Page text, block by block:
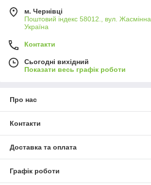
м. Чернівці
Поштовий індекс 58012., вул. Жасмінна
Україна
Контакти
Сьогодні вихідний
Показати весь графік роботи
Про нас
Контакти
Доставка та оплата
Графік роботи